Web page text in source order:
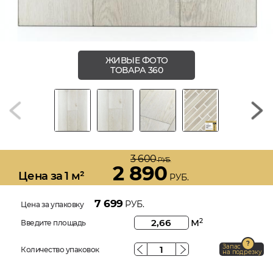
ЖИВЫЕ ФОТО
ТОВАРА 360
Цена за 1 м²
3 600РУБ.
2 890 РУБ.
Цена за упаковку 7 699РУБ.
Введите площадь м2
Количество упаковок Запас
на подрезку